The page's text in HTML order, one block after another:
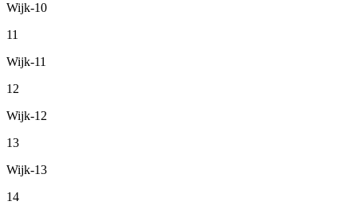
Wijk-10
11
Wijk-11
12
Wijk-12
13
Wijk-13
14